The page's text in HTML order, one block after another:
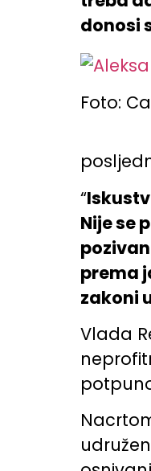
donosi
Foto:
“
Nije se
prema
zakoni
Vlada